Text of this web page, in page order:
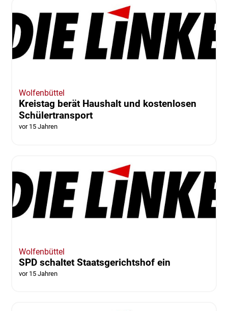
Wolfenbüttel
Kreistag berät Haushalt und kostenlosen
Schülertransport
vor 15 Jahren
Wolfenbüttel
SPD schaltet Staatsgerichtshof ein
vor 15 Jahren